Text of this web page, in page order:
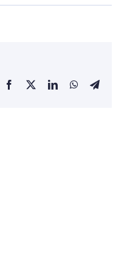
Facebook
X LinkedInWhatsApp